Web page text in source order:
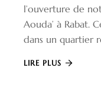
l’ouverture de
Aouda’ à Rabat.
dans un quartier
LIRE PLUS